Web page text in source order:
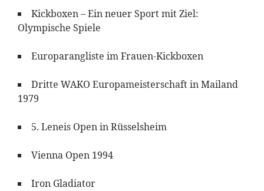
Kickboxen – Ein neuer Sport mit Ziel:
Olympische Spiele
Europarangliste im Frauen-Kickboxen
Dritte WAKO Europameisterschaft in Mailand
1979
5. Leneis Open in Rüsselsheim
Vienna Open 1994
Iron Gladiator